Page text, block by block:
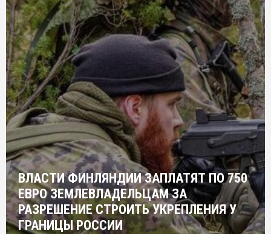
ВЛАСТИ ФИНЛЯНДИИ ЗАПЛАТЯТ ПО 750
ЕВРО ЗЕМЛЕВЛАДЕЛЬЦАМ ЗА
РАЗРЕШЕНИЕ СТРОИТЬ УКРЕПЛЕНИЯ У
ГРАНИЦЫ РОССИИ